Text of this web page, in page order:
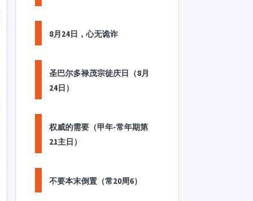
8月24日，心无诡诈
圣巴尔多禄茂宗徒庆日（8月
24日）
权威的需要（甲年-常年期第
21主日）
不要本末倒置（常20周6）